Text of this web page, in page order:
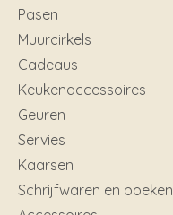
Pasen
Muurcirkels
Cadeaus
Keukenaccessoires
Geuren
Servies
Kaarsen
Schrijfwaren en boeken